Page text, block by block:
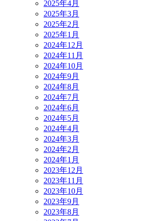
2025年4月
2025年3月
2025年2月
2025年1月
2024年12月
2024年11月
2024年10月
2024年9月
2024年8月
2024年7月
2024年6月
2024年5月
2024年4月
2024年3月
2024年2月
2024年1月
2023年12月
2023年11月
2023年10月
2023年9月
2023年8月